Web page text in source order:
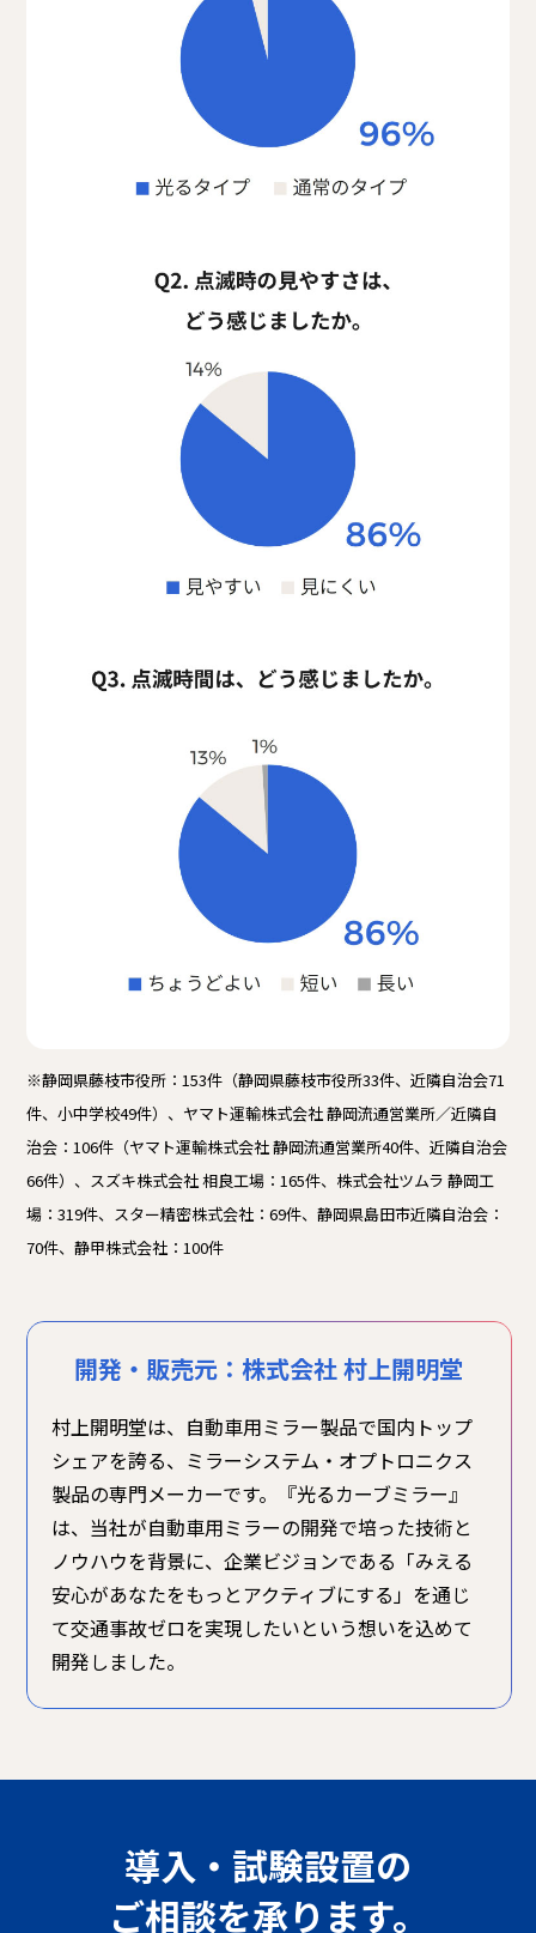
※静岡県藤枝市役所：153件（静岡県藤枝市役所33件、近隣自治会71
件、小中学校49件）、ヤマト運輸株式会社 静岡流通営業所／近隣自
治会：106件（ヤマト運輸株式会社 静岡流通営業所40件、近隣自治会
66件）、スズキ株式会社 相良工場：165件、株式会社ツムラ 静岡工
場：319件、スター精密株式会社：69件、静岡県島田市近隣自治会：
70件、静甲株式会社：100件
開発・販売元： 株式会社 村上開明堂
村上開明堂は、自動車用ミラー製品で国内トップ
シェアを誇る、ミラーシステム・オプトロニクス
製品の専門メーカーです。
『光るカーブミラー』
は、当社が自動車用ミラーの開発で培った技術と
ノウハウを背景に、企業ビジョンである 「みえる
安心があなたをもっとアクティブにする」を通じ
て交通事故ゼロを実現したいという想いを込めて
開発しました。
導入・試験設置の
ご相談を承ります。